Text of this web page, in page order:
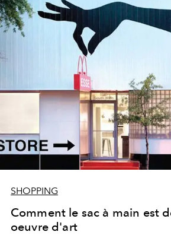
SHOPPING
Comment le sac à main est
oeuvre d'art